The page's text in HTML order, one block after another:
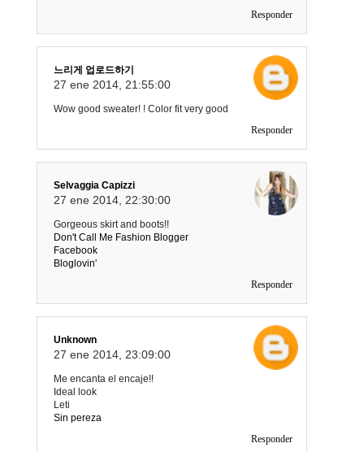
Responder
느리게 업로드하기
27 ene 2014, 21:55:00
Wow good sweater! ! Color fit very good
Responder
Selvaggia Capizzi
27 ene 2014, 22:30:00
Gorgeous skirt and boots!!
Don't Call Me Fashion Blogger
Facebook
Bloglovin'
Responder
Unknown
27 ene 2014, 23:09:00
Me encanta el encaje!!
Ideal look
Leti
Sin pereza
Responder